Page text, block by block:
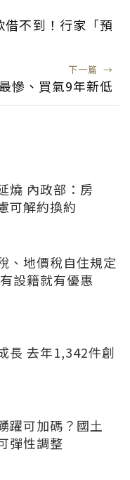
不到！行家「預
下一篇 →
慘、買氣9年新低
燒 內政部：房
可解約換約
、地價稅自住規定
設籍就有優惠
長 去年1,342件創
躍可加碼？國土
彈性調整